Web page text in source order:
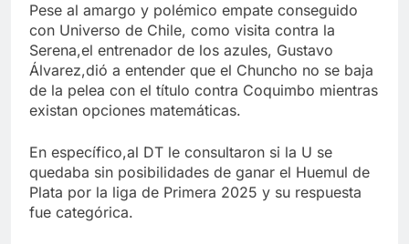
Pese al amargo y polémico empate conseguido
con Universo de Chile, como visita contra la
Serena,el entrenador de los azules, Gustavo
Álvarez,dió a entender que el Chuncho no se baja
de la pelea con el título contra Coquimbo mientras
existan opciones matemáticas.
En específico,al DT le consultaron si la U se
quedaba sin posibilidades de ganar el Huemul de
Plata por la liga de Primera 2025 y su respuesta
fue categórica.